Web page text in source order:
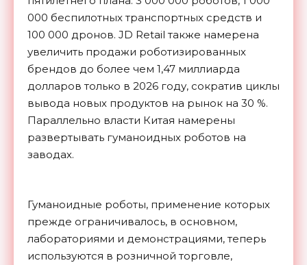
000 беспилотных транспортных средств и
100 000 дронов. JD Retail также намерена
увеличить продажи роботизированных
брендов до более чем 1,47 миллиарда
долларов только в 2026 году, сократив циклы
вывода новых продуктов на рынок на 30 %.
Параллельно власти Китая намерены
развертывать гуманоидных роботов на
заводах.
Гуманоидные роботы, применение которых
прежде ограничивалось, в основном,
лабораториями и демонстрациями, теперь
используются в розничной торговле,